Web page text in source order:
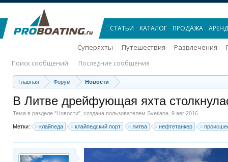
Главная Форум Новости
В Литве дрейфующая яхта
Тема в разделе "Новости", создана пользователем Svetlana 9 авг 2016
Метки: клайпеда клайпедский порт литва нефтетанкер
СТАТЬИ КАТАЛОГ ПРОДАЖА
Суперяхты Путешествия Развлечения
Поиск сообщений Последние сообщения